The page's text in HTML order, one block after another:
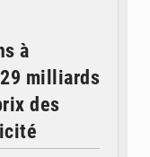
à
milliards
des